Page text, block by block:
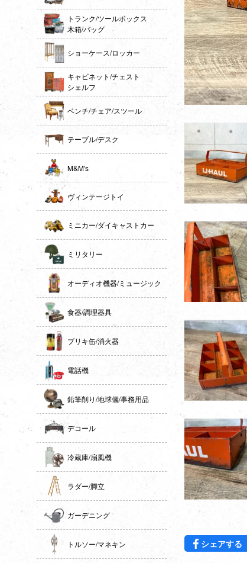
トランク/ツールボックス
木箱/バッグ
ショーケース/ロッカー
キャビネット/チェスト
シェルフ
ベンチ/チェア/スツール
テーブル/デスク
M&M's
ヴィンテージトイ
ミニカー/ダイキャストカー
ミリタリー
オーディオ機器/ミュージック
食器/調理器具
ブリキ缶/消火器
電話機
鉛筆削り/地球儀/事務用品
デコール
冷蔵庫/扇風機
ラダー/脚立
ガーデニング
トルソー/マネキン シェアする